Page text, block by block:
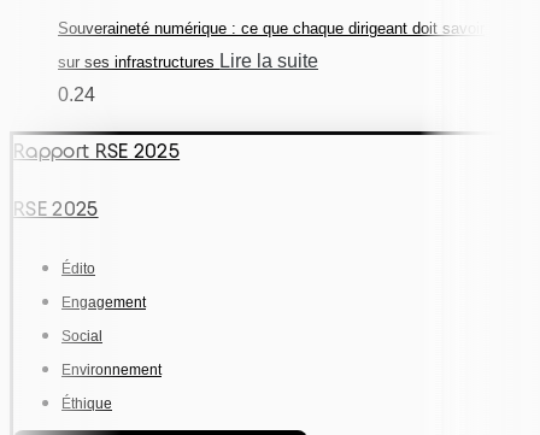
Souveraineté numérique : ce que chaque dirigeant doit savoir
sur ses infrastructures Lire la suite
Rapport RSE 2025
RSE 2025
Édito
Engagement
Social
Environnement
Éthique